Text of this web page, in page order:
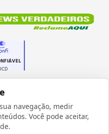
navegação, medir
Você pode aceitar,